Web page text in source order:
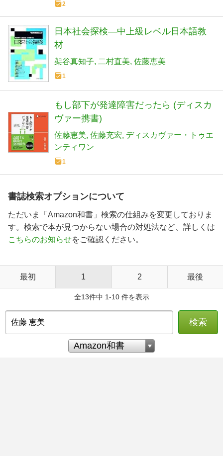
2
日本社会探検―中上級レベル日本語教
材
架谷真知子 二村直美 佐藤恵美
1
もし部下が発達障害だったら (ディスカ
ヴァー携書)
佐藤恵美 佐藤充宏 ディスカヴァー・トゥエ
ンティワン
1
書誌検索オプションについて
ただいま「Amazon和書」検索の仕組みを変更しておりま
す。検索で本が見つからない場合の対処法など、詳しくは
こちらのお知らせをご確認ください。
最初 1 2 最後
全13件中 1-10 件を表示
検索